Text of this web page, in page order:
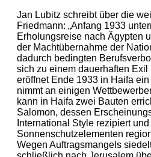
Jan Lubitz schreibt über die
Friedmann: „Anfang 1933
Erholungsreise nach Ägypten
der Machtübernahme der
dadurch bedingten
sich zu einem dauerhaften Exil
eröffnet Ende 1933 in Haifa
nimmt an einigen
kann in Haifa zwei Bauten
Salomon, dessen
International Style rezipiert
Sonnenschutzelementen
Wegen Auftragsmangels